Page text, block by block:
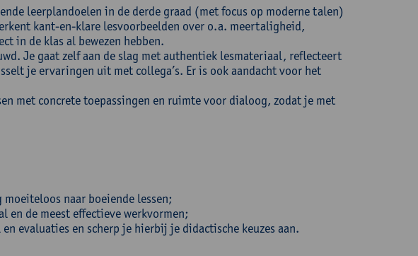
leerplandoelen in de derde graad (met focus op moderne talen)
kant-en-klare lesvoorbeelden over o.a. meertaligheid,
in de klas al bewezen hebben.
Je gaat zelf aan de slag met authentiek lesmateriaal, reflecteert
je ervaringen uit met collega’s. Er is ook aandacht voor het
met concrete toepassingen en ruimte voor dialoog, zodat je met
naar boeiende lessen;
en de meest effectieve werkvormen;
evaluaties en scherp je hierbij je didactische keuzes aan.